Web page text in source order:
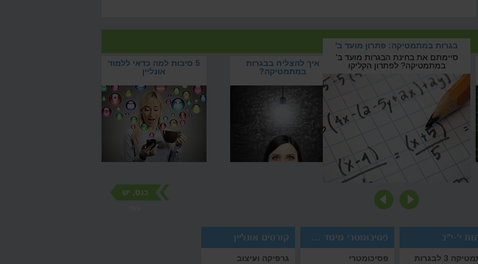
5 סיבות למה כדאי ללמוד
אונליין
איך להצליח בבגרות
במתמטיקה?
בגרות במתמטיקה: פתרון
מועד ב'
בגרות במתמטיקה: פתרון מועד ב'
סיימתם את בחינת הבגרות מועד ב'
במתמטיקה? לפתרון הקליקו
כנס, יש
י'-י"ב
3 לבגרות
פסיכומטרי מימד אמיר/ם
פסיכומטרי
קורסים אונליין
גרפיקה ועיצוב